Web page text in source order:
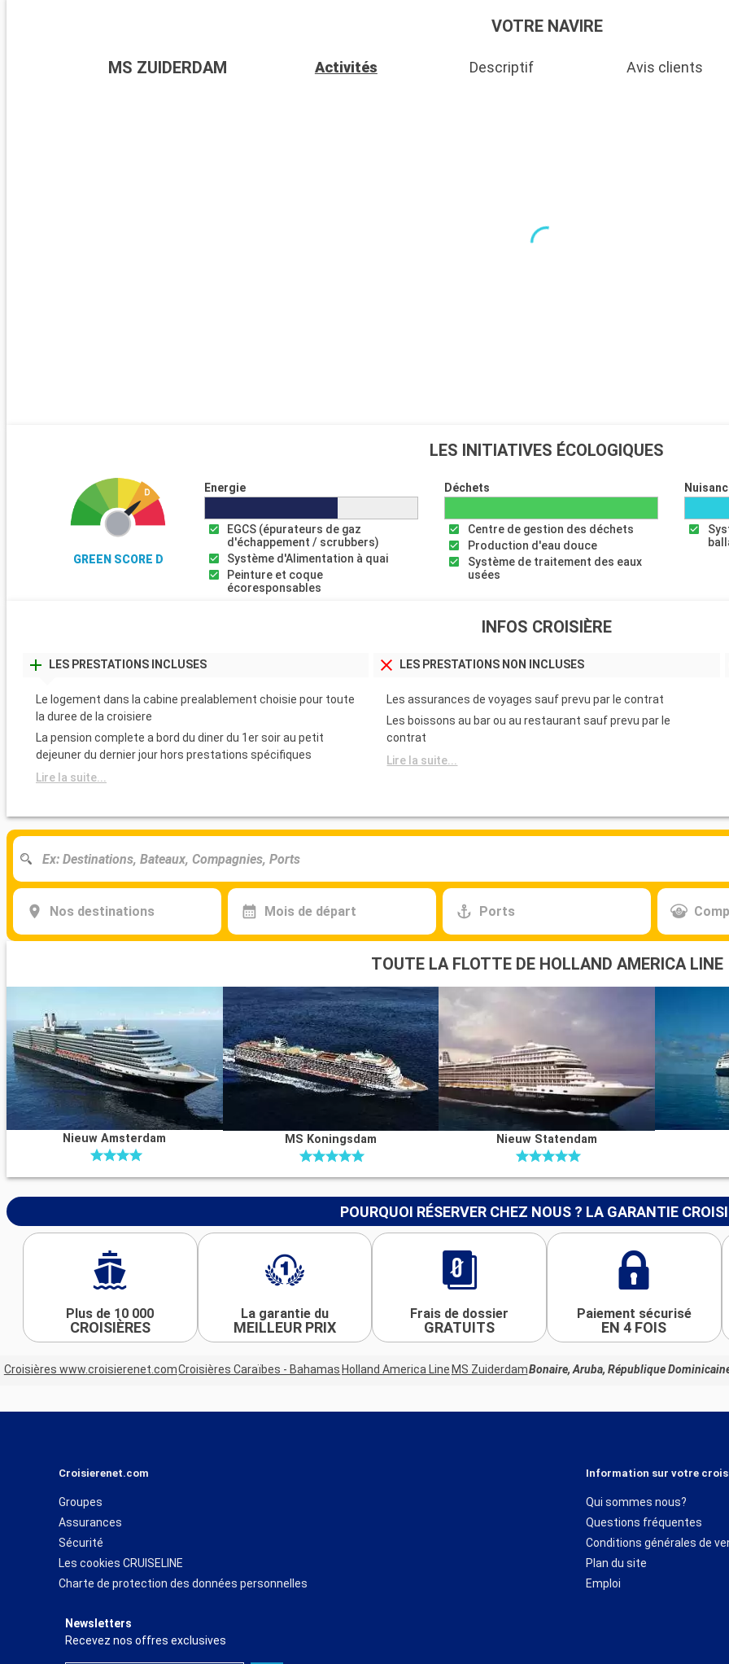
VOTRE NAVIRE
MS ZUIDERDAM Activités Descriptif Avis clients
LES INITIATIVES ÉCOLOGIQUES
GREEN SCORE D
Energie
EGCS (épurateurs de gaz
d'échappement / scrubbers)
Système d'Alimentation à quai
Peinture et coque
écoresponsables
Déchets
Centre de gestion des déchets
Production d'eau douce
Système de traitement des eaux
usées
INFOS CROISIÈRE
LES PRESTATIONS INCLUSES
Le logement dans la cabine prealablement choisie pour toute
la duree de la croisiere
La pension complete a bord du diner du 1er soir au petit
dejeuner du dernier jour hors prestations spécifiques
Lire la suite...
LES PRESTATIONS NON INCLUSES
Les assurances de voyages sauf prevu par le contrat
Les boissons au bar ou au restaurant sauf prevu par le
contrat
Lire la suite...
Nos destinations Mois de départ Ports
TOUTE LA FLOTTE DE HOLLAND AMERICA LINE
Nieuw Amsterdam MS Koningsdam Nieuw Statendam
POURQUOI RÉSERVER CHEZ NOUS ? LA GARANTIE
Plus de 10 000
CROISIÈRES
La garantie du
MEILLEUR PRIX
Frais de dossier
GRATUITS
Paiement sécurisé
EN 4 FOIS
Croisières www.croisierenet.comCroisières Caraïbes - Bahamas Holland America Line MS ZuiderdamBonaire, Aruba, République
Croisierenet.com
Groupes
Assurances
Sécurité
Les cookies CRUISELINE
Charte de protection des données personnelles
Information sur votre
Qui sommes nous?
Questions fréquentes
Conditions générales de
Plan du site
Emploi
Newsletters
Recevez nos offres exclusives